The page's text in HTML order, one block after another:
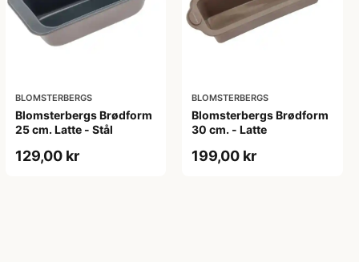
BLOMSTERBERGS
Blomsterbergs Brødform
25 cm. Latte - Stål
129,00 kr
BLOMSTERBERGS
Blomsterbergs Brødform
30 cm. - Latte
199,00 kr